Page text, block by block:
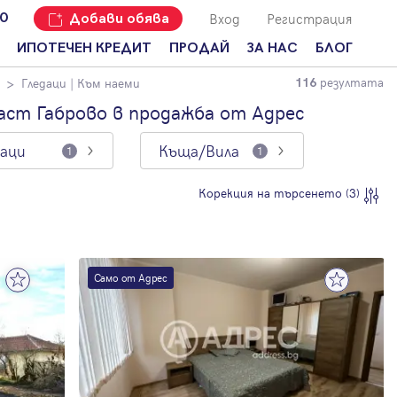
Добави обява Вход Регистрация
ИПОТЕЧЕН КРЕДИТ ПРОДАЙ
Защо да
продам
имот с
ЗА НАС
Наши офиси
Кариери
Кои сме ние?
Мениджмънт
Франчайз
Често
задавани
въпроси
БЛОГ
За продавачи
За купувачи
кредитиране
За
наематели
Анализ на
пазара
Новини
Гледаци | Към наеми 116 резултата
Габрово в продажба от Адрес
1 Къща/Вила 1
Корекция на търсенето (3)
Само от Адрес